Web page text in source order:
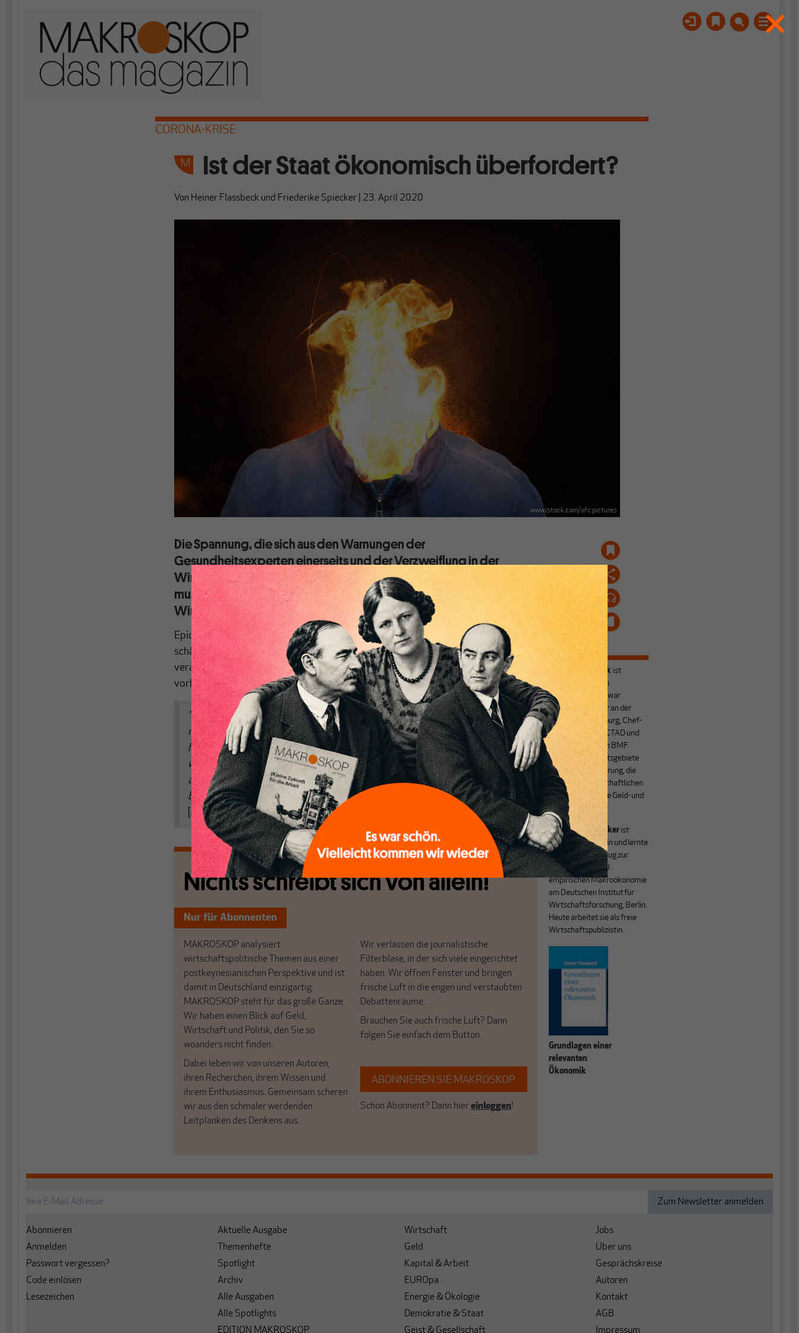
CORONA-KRISE
Ist der Staat ökonomisch überfordert?
Von Heiner Flassbeck und Friederike Spiecker 23. April 2020
www.istock.com/ofc pictures
Die Spannung, die sich aus den Warnungen der
Gesundheitsexperten einerseits und der Verzweiflung in der
Wirtschaft andererseits ergibt, steigt dramatisch schnell. Die Politik
muss erklären, warum es möglich und unumgänglich ist, die
Wirtschaft noch umfassender und schneller zu stützen.
Epidemiologen und Virologen gegen Wirtschaft und Ökonomen? Immer mehr
schält sich in der aktuellen Debatte ein Konflikt heraus, den die Politik zu
verantworten hat.Bereits vor vier Wochenhaben wir genau diesen Konflikt
vorhergesagt:
"Und schon sind Stimmen zu hören …, die davor warnen, mit dem Shutdown
mehr Schaden anzurichten als Nutzen zu stiften. …Das scheint auf die Frage
hinauszulaufen, zwischen wie vielen Corona-Toten auf der einen Seite und
wie vielen Arbeitslosen und zerstörten ökonomischen Existenzen auf der
anderen Seite wir zu wählen haben. Doch diese Wahl gibt es bei sachlicher
Betrachtung der ökonomischen Zusammenhänge nicht."
[...]
Nichts schreibt sich von allein!
Nur für Abonnenten
MAKROSKOP analysiert
wirtschaftspolitische Themen aus einer
postkeynesianischen Perspektive und ist
damit in Deutschland einzigartig.
MAKROSKOP steht für das große Ganze.
Wir haben einen Blick auf Geld,
Wirtschaft und Politik, den Sie so
woanders nicht finden.
Dabei leben wir von unseren Autoren,
ihren Recherchen, ihrem Wissen und
ihrem Enthusiasmus. Gemeinsam scheren
wir aus den schmaler werdenden
Leitplanken des Denkens aus.
Wir verlassen die journalistische
Filterblase, in der sich viele eingerichtet
haben. Wir öffnen Fenster und bringen
frische Luft in die engen und verstaubten
Debattenräume.
Brauchen Sie auch frische Luft? Dann
folgen Sie einfach dem Button.
ABONNIEREN SIE MAKROSKOP
Schon Abonnent? Dann hiereinloggen!
Heiner Flassbeck ist
Mitbegründer von
MAKROSKOP. Er war
Honorarprofessor an der
Universität Hamburg, Chef-
Volkswirt der UNCTAD und
Staatssekretär im BMF.
Seine Hauptarbeitsgebiete
sind die Globalisierung, die
Theorie der wirtschaftlichen
Entwicklung sowie Geld- und
Währungstheorie.
Friederike Spieckerist
Diplom-Volkswirtin und lernte
das Handwerkszeug zur
theoretischen und
empirischen Makroökonomie
am Deutschen Institut für
Wirtschaftsforschung, Berlin.
Heute arbeitet sie als freie
Wirtschaftspublizistin.
Grundlagen einer
relevanten
Ökonomik
Abonnieren
Anmelden
Passwort vergessen?
Code einlösen
Lesezeichen
Aktuelle Ausgabe
Themenhefte
Spotlight
Archiv
Alle Ausgaben
Alle Spotlights
EDITION MAKROSKOP
Wirtschaft
Geld
Kapital & Arbeit
EUROpa
Energie & Ökologie
Demokratie & Staat
Geist & Gesellschaft
Jobs
Über uns
Gesprächskreise
Autoren
Kontakt
AGB
Impressum